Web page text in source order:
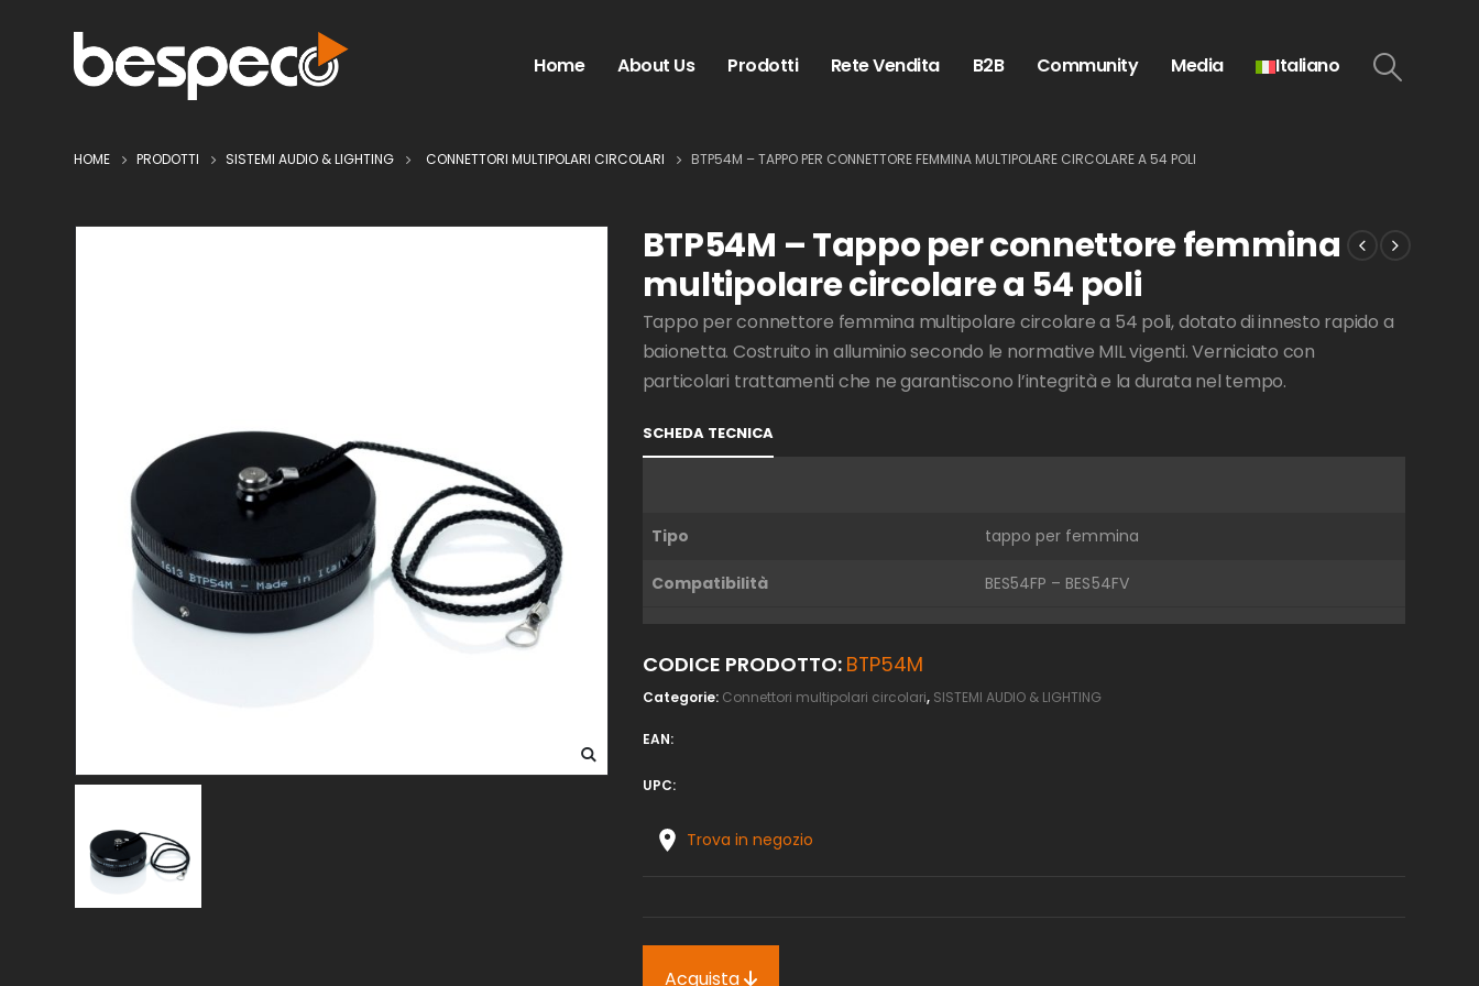
Home About Us Prodotti Rete Vendita B2B Community Media Italiano
HOME PRODOTTI SISTEMI AUDIO & LIGHTING CONNETTORI MULTIPOLARI CIRCOLARI BTP54M – TAPPO PER CONNETTORE FEMMINA MULTIPOLARE CIRCOLARE A 54 POLI
BTP54M – Tappo per connettore femmina
multipolare circolare a 54 poli
Tappo per connettore femmina multipolare circolare a 54 poli, dotato di innesto rapido a
baionetta. Costruito in alluminio secondo le normative MIL vigenti. Verniciato con
particolari trattamenti che ne garantiscono l’integrità e la durata nel tempo.
SCHEDA TECNICA
Tipo tappo per femmina
Compatibilità BES54FP – BES54FV
CODICE PRODOTTO: BTP54M
Categorie: Connettori multipolari circolari, SISTEMI AUDIO & LIGHTING
EAN:
UPC:
Trova in negozio
Acquista